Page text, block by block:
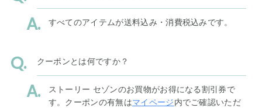
すべてのアイテムが送料込み・消費税込みです。
クーポンとは何ですか？
ストーリー セゾンのお買物がお得になる割引券で
す。クーポンの有無はマイページ内でご確認いただ